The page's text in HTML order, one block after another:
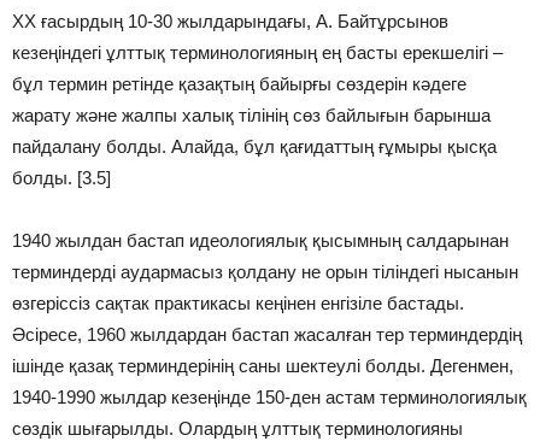
ХХ ғасырдың 10-30 жылдарындағы, А. Байтұрсынов
кезеңіндегі ұлттық терминологияның ең басты ерекшелігі –
бұл термин ретінде қазақтың байырғы сөздерін кәдеге
жарату және жалпы халық тілінің сөз байлығын барынша
пайдалану болды. Алайда, бұл қағидаттың ғұмыры қысқа
болды. [3.5]
1940 жылдан бастап идеологиялық қысымның салдарынан
терминдерді аудармасыз қолдану не орын тіліндегі нысанын
өзгеріссіз сақтак практикасы кеңінен енгізіле бастады.
Әсіресе, 1960 жылдардан бастап жасалған тер терминдердің
ішінде қазақ терминдерінің саны шектеулі болды. Дегенмен,
1940-1990 жылдар кезеңінде 150-ден астам терминологиялық
сөздік шығарылды. Олардың ұлттық терминологияны